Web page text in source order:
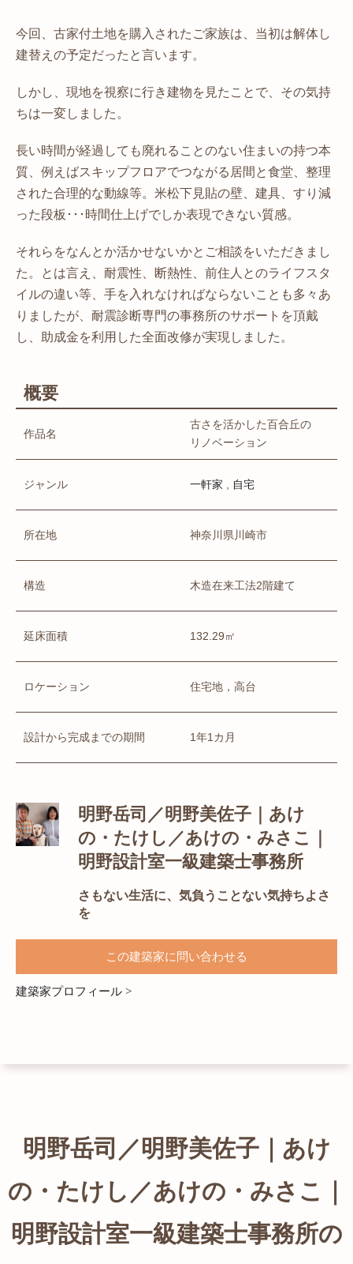
今回、古家付土地を購入されたご家族は、当初は解体し
建替えの予定だったと言います。
しかし、現地を視察に行き建物を見たことで、その気持
ちは一変しました。
長い時間が経過しても廃れることのない住まいの持つ本
質、例えばスキップフロアでつながる居間と食堂、整理
された合理的な動線等。米松下見貼の壁、建具、すり減
った段板･･･時間仕上げでしか表現できない質感。
それらをなんとか活かせないかとご相談をいただきまし
た。とは言え、耐震性、断熱性、前住人とのライフスタ
イルの違い等、手を入れなければならないことも多々あ
りましたが、耐震診断専門の事務所のサポートを頂戴
し、助成金を利用した全面改修が実現しました。
概要
作品名
古さを活かした百合丘の
リノベーション
ジャンル 一軒家 自宅
所在地 神奈川県川崎市
構造 木造在来工法2階建て
延床面積 132.29㎡
ロケーション 住宅地，高台
設計から完成までの期間 1年1カ月
明野岳司／明野美佐子｜あけ
の・たけし／あけの・みさこ｜
明野設計室一級建築士事務所
さもない生活に、気負うことない気持ちよさ
を
この建築家に問い合わせる
建築家プロフィール >
明野岳司／明野美佐子｜あけ
の・たけし／あけの・みさこ｜
明野設計室一級建築士事務所の